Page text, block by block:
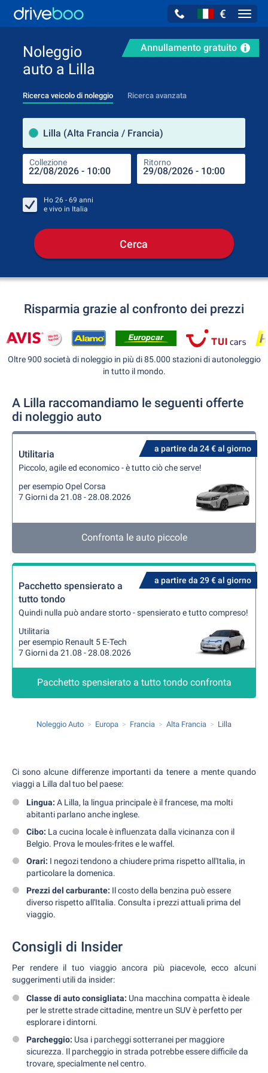
€
Annullamento gratuito
Noleggio
auto a Lilla
Ricerca veicolo di noleggio Ricerca avanzata
Lilla (Alta Francia / Francia)
Collezione Ritorno
Ho 26 - 69 anni
e vivo in Italia
Cerca
Risparmia grazie al confronto dei prezzi
Oltre 900 società di noleggio in più di 85.000 stazioni di autonoleggio
in tutto il mondo.
A Lilla raccomandiamo le seguenti offerte
di noleggio auto
a partire da 24 € al giorno
Utilitaria
Piccolo, agile ed economico - è tutto ciò che serve!
per esempio Opel Corsa
7 Giorni da 21.08 - 28.08.2026
Confronta le auto piccole
a partire da 29 € al giorno
Pacchetto spensierato a
tutto tondo
Quindi nulla può andare storto - spensierato e tutto compreso!
Utilitaria
per esempio Renault 5 E-Tech
7 Giorni da 21.08 - 28.08.2026
Pacchetto spensierato a tutto tondo confronta
Noleggio Auto Europa Francia Alta Francia Lilla
Ci sono alcune differenze importanti da tenere a mente quando
viaggi a Lilla dal tuo bel paese:
Lingua: A Lilla, la lingua principale è il francese, ma molti
abitanti parlano anche inglese.
Cibo: La cucina locale è influenzata dalla vicinanza con il
Belgio. Prova le moules-frites e le waffel.
Orari: I negozi tendono a chiudere prima rispetto all'Italia, in
particolare la domenica.
Prezzi del carburante: Il costo della benzina può essere
diverso rispetto all'Italia. Consulta i prezzi attuali prima del
viaggio.
Consigli di Insider
Per rendere il tuo viaggio ancora più piacevole, ecco alcuni
suggerimenti utili da insider:
Classe di auto consigliata: Una macchina compatta è ideale
per le strette strade cittadine, mentre un SUV è perfetto per
esplorare i dintorni.
Parcheggio: Usa i parcheggi sotterranei per maggiore
sicurezza. Il parcheggio in strada potrebbe essere difficile da
trovare, specialmente nel centro.